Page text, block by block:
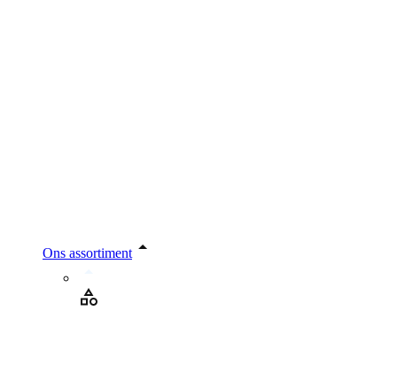
Ons assortiment